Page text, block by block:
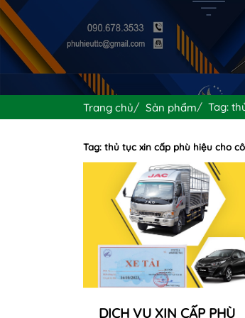
Trang chủ Sản phẩm Tag:
Tag: thủ tục xin cấp phù hiệu cho
DỊCH VỤ XIN CẤP PHÙ